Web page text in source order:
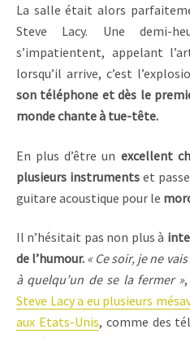
La salle était alors
Steve Lacy. Une demi-
s’impatientent, appelant
lorsqu’il arrive, c’est
son téléphone et dès le
monde chante à tue-tête.
En plus d’être un excellent
plusieurs instruments et
guitare acoustique pour le
Il n’hésitait pas non plus à
de l’humour. « Ce soir, je ne
à quelqu’un de se la fermer »
Steve Lacy a eu plusieurs
aux Etats-Unis, comme des